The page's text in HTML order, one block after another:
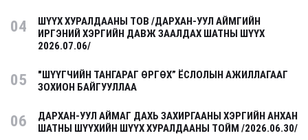
04
ШҮҮХ ХУРАЛДААНЫ ТОВ /ДАРХАН-УУЛ АЙМГИЙН
ИРГЭНИЙ ХЭРГИЙН ДАВЖ ЗААЛДАХ ШАТНЫ ШҮҮХ
2026.07.06/
05
"ШҮҮГЧИЙН ТАНГАРАГ ӨРГӨХ” ЁСЛОЛЫН АЖИЛЛАГААГ
ЗОХИОН БАЙГУУЛЛАА
06
ДАРХАН-УУЛ АЙМАГ ДАХЬ ЗАХИРГААНЫ ХЭРГИЙН АНХАН
ШАТНЫ ШҮҮХИЙН ШҮҮХ ХУРАЛДААНЫ ТОЙМ /2026.06.30/